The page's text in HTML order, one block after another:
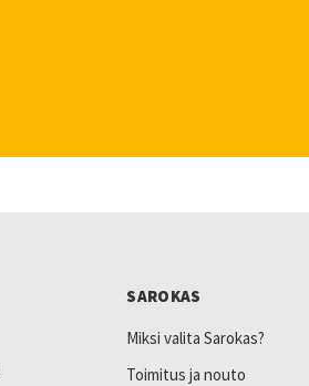
SAROKAS
Miksi valita Sarokas?
Toimitus ja nouto